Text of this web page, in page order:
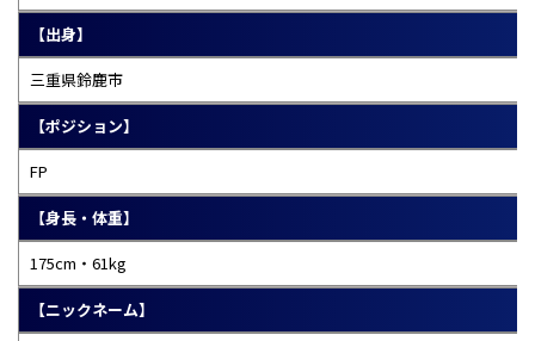
【出身】
三重県鈴鹿市
【ポジション】
FP
【身長・体重】
175cm・61kg
【ニックネーム】